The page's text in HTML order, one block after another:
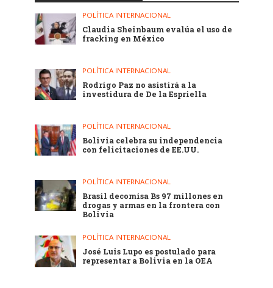
POLÍTICA INTERNACIONAL
Claudia Sheinbaum evalúa el uso de
fracking en México
POLÍTICA INTERNACIONAL
Rodrigo Paz no asistirá a la
investidura de De la Espriella
POLÍTICA INTERNACIONAL
Bolivia celebra su independencia
con felicitaciones de EE.UU.
POLÍTICA INTERNACIONAL
Brasil decomisa Bs 97 millones en
drogas y armas en la frontera con
Bolivia
POLÍTICA INTERNACIONAL
José Luis Lupo es postulado para
representar a Bolivia en la OEA